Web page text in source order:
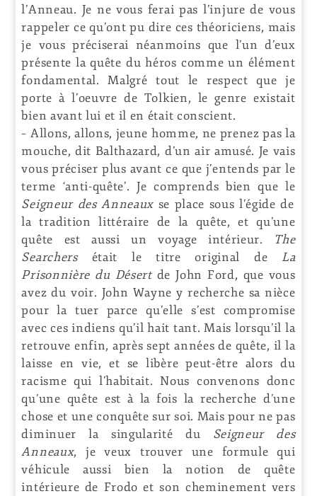
l’Anneau. Je ne vous ferai pas l’injure de vous
rappeler ce qu’ont pu dire ces théoriciens, mais
je vous préciserai néanmoins que l’un d’eux
présente la quête du héros comme un élément
fondamental. Malgré tout le respect que je
porte à l’oeuvre de Tolkien, le genre existait
bien avant lui et il en était conscient.
– Allons, allons, jeune homme, ne prenez pas la
mouche, dit Balthazard, d’un air amusé. Je vais
vous préciser plus avant ce que j’entends par le
terme ‘anti-quête’. Je comprends bien que le
Seigneur des Anneauxse place sous l’égide de
la tradition littéraire de la quête, et qu’une
quête est aussi un voyage intérieur. The
Searchersétait le titre original de La
Prisonnière du Désertde John Ford, que vous
avez du voir. John Wayne y recherche sa nièce
pour la tuer parce qu’elle s’est compromise
avec ces indiens qu’il hait tant. Mais lorsqu’il la
retrouve enfin, après sept années de quête, il la
laisse en vie, et se libère peut-être alors du
racisme qui l’habitait. Nous convenons donc
qu’une quête est à la fois la recherche d’une
chose et une conquête sur soi. Mais pour ne pas
diminuer la singularité du Seigneur des
Anneaux, je veux trouver une formule qui
véhicule aussi bien la notion de quête
intérieure de Frodo et son cheminement vers